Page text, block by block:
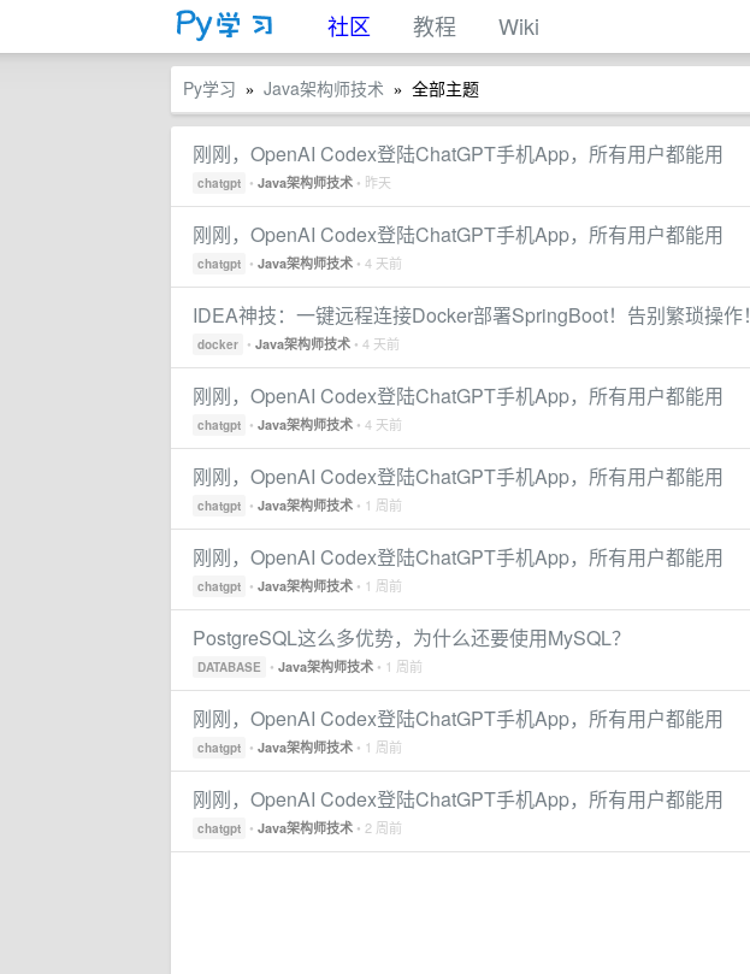
社区 教程 Wiki
Py学习 » Java架构师技术 » 全部主题
刚刚，OpenAI Codex登陆ChatGPT手机App，所有用户都能用
chatgpt • Java架构师技术 • 昨天
刚刚，OpenAI Codex登陆ChatGPT手机App，所有用户都能用
chatgpt • Java架构师技术 • 4 天前
IDEA神技：一键远程连接Docker部署SpringBoot！告别繁琐操作！
docker • Java架构师技术 • 4 天前
刚刚，OpenAI Codex登陆ChatGPT手机App，所有用户都能用
chatgpt • Java架构师技术 • 4 天前
刚刚，OpenAI Codex登陆ChatGPT手机App，所有用户都能用
chatgpt • Java架构师技术 • 1 周前
刚刚，OpenAI Codex登陆ChatGPT手机App，所有用户都能用
chatgpt • Java架构师技术 • 1 周前
PostgreSQL这么多优势，为什么还要使用MySQL？
DATABASE • Java架构师技术 • 1 周前
刚刚，OpenAI Codex登陆ChatGPT手机App，所有用户都能用
chatgpt • Java架构师技术 • 1 周前
刚刚，OpenAI Codex登陆ChatGPT手机App，所有用户都能用
chatgpt • Java架构师技术 • 2 周前